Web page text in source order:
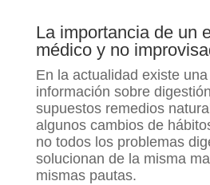
La importancia de un
médico y no
En la actualidad existe
información sobre
supuestos remedios
algunos cambios de
no todos los problemas
solucionan de la misma
mismas pautas.